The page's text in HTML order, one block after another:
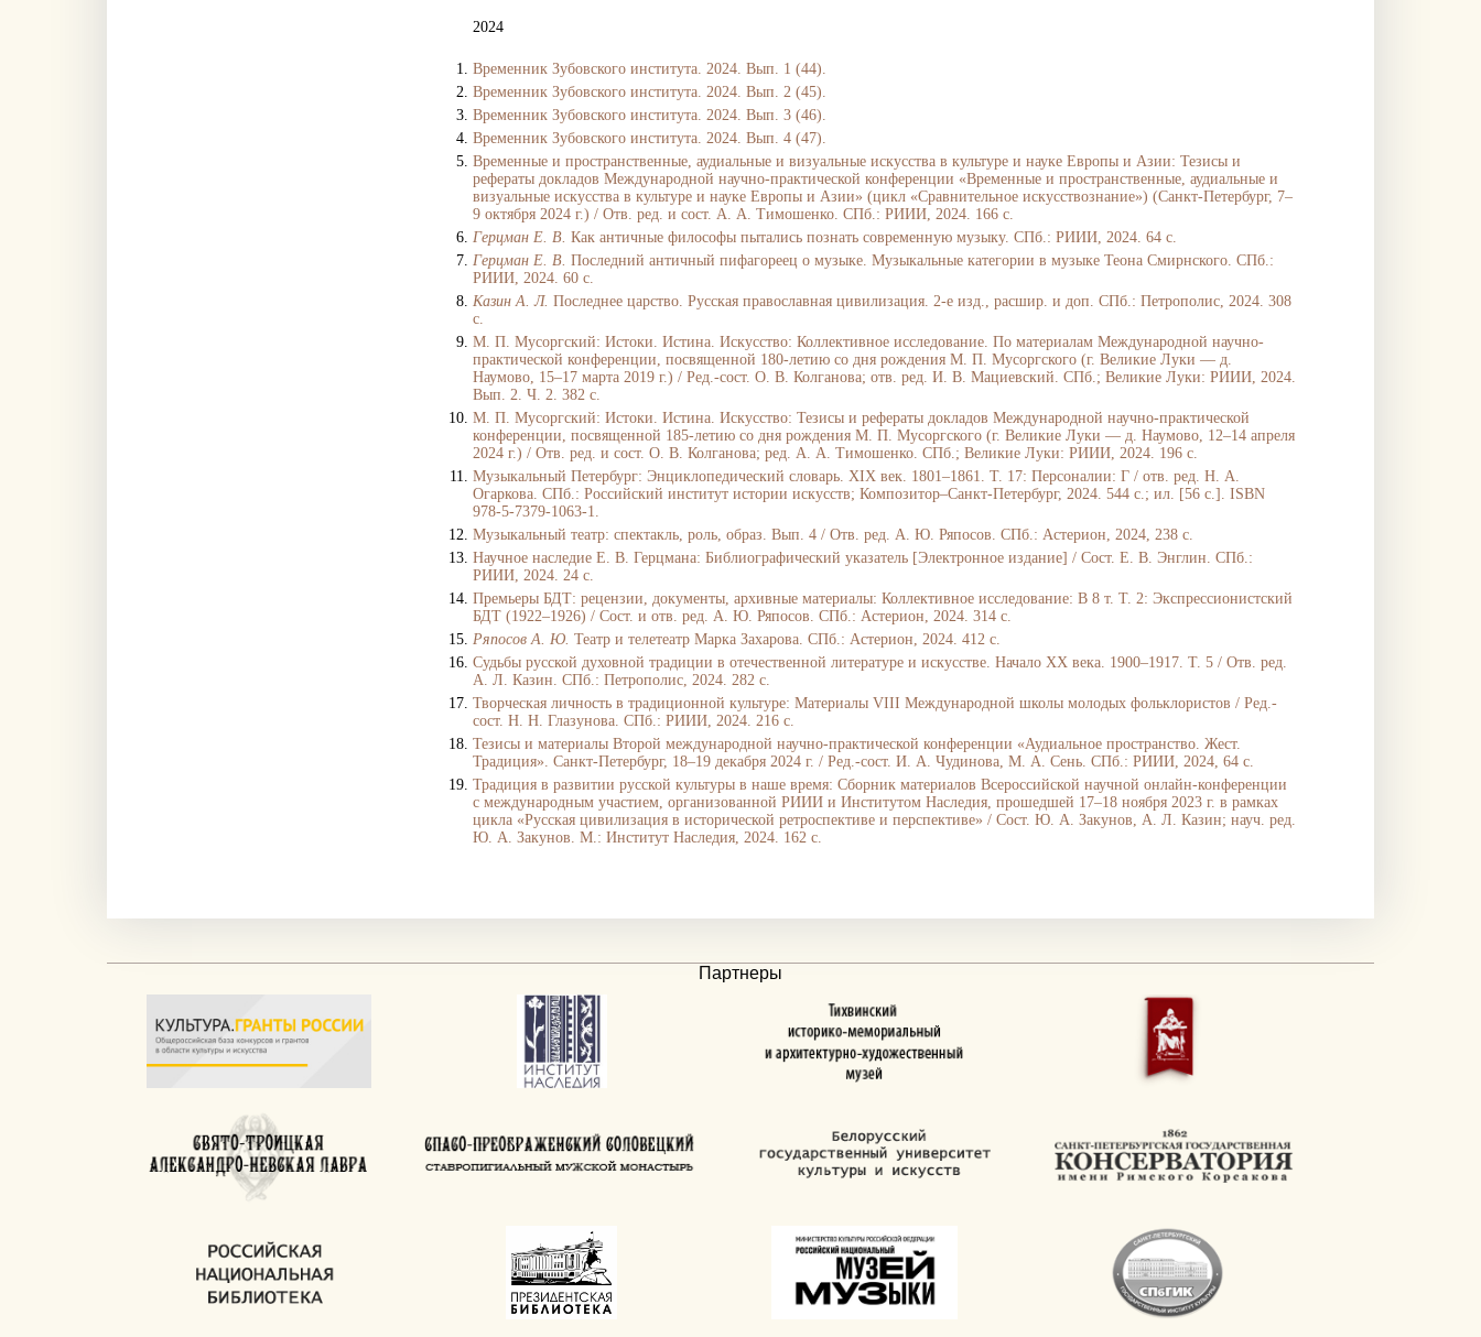
2024
Временник Зубовского института. 2024. Вып. 1 (44).
Временник Зубовского института. 2024. Вып. 2 (45).
Временник Зубовского института. 2024. Вып. 3 (46).
Временник Зубовского института. 2024. Вып. 4 (47).
Временные и пространственные, аудиальные и визуальные искусства в культуре и науке Европы и Азии: Тезисы и
рефераты докладов Международной научно-практической конференции «Временные и пространственные, аудиальные и
визуальные искусства в культуре и науке Европы и Азии» (цикл «Сравнительное искусствознание») (Санкт-Петербург, 7–
9 октября 2024 г.) / Отв. ред. и сост. А. А. Тимошенко. СПб.: РИИИ, 2024. 166 с.
Герцман Е. В. Как античные философы пытались познать современную музыку. СПб.: РИИИ, 2024. 64 с.
Герцман Е. В. Последний античный пифагореец о музыке. Музыкальные категории в музыке Теона Смирнского. СПб.:
РИИИ, 2024. 60 с.
Казин А. Л. Последнее царство. Русская православная цивилизация. 2-е изд., расшир. и доп. СПб.: Петрополис, 2024. 308
с.
М. П. Мусоргский: Истоки. Истина. Искусство: Коллективное исследование. По материалам Международной научно-
практической конференции, посвященной 180-летию со дня рождения М. П. Мусоргского (г. Великие Луки — д.
Наумово, 15–17 марта 2019 г.) / Ред.-сост. О. В. Колганова; отв. ред. И. В. Мациевский. СПб.; Великие Луки: РИИИ, 2024.
Вып. 2. Ч. 2. 382 с.
М. П. Мусоргский: Истоки. Истина. Искусство: Тезисы и рефераты докладов Международной научно-практической
конференции, посвященной 185-летию со дня рождения М. П. Мусоргского (г. Великие Луки — д. Наумово, 12–14 апреля
2024 г.) / Отв. ред. и сост. О. В. Колганова; ред. А. А. Тимошенко. СПб.; Великие Луки: РИИИ, 2024. 196 с.
Музыкальный Петербург: Энциклопедический словарь. XIX век. 1801–1861. Т. 17: Персоналии: Г / отв. ред. Н. А.
Огаркова. СПб.: Российский институт истории искусств; Композитор–Санкт-Петербург, 2024. 544 с.; ил. [56 с.]. ISBN
978-5-7379-1063-1.
Музыкальный театр: спектакль, роль, образ. Вып. 4 / Отв. ред. А. Ю. Ряпосов. СПб.: Астерион, 2024, 238 с.
Научное наследие Е. В. Герцмана: Библиографический указатель [Электронное издание] / Сост. Е. В. Энглин. СПб.:
РИИИ, 2024. 24 с.
Премьеры БДТ: рецензии, документы, архивные материалы: Коллективное исследование: В 8 т. Т. 2: Экспрессионистский
БДТ (1922–1926) / Сост. и отв. ред. А. Ю. Ряпосов. СПб.: Астерион, 2024. 314 с.
Ряпосов А. Ю. Театр и телетеатр Марка Захарова. СПб.: Астерион, 2024. 412 с.
Судьбы русской духовной традиции в отечественной литературе и искусстве. Начало XX века. 1900–1917. Т. 5 / Отв. ред.
А. Л. Казин. СПб.: Петрополис, 2024. 282 с.
Творческая личность в традиционной культуре: Материалы VIII Международной школы молодых фольклористов / Ред.-
сост. Н. Н. Глазунова. СПб.: РИИИ, 2024. 216 с.
Тезисы и материалы Второй международной научно-практической конференции «Аудиальное пространство. Жест.
Традиция». Санкт-Петербург, 18–19 декабря 2024 г. / Ред.-сост. И. А. Чудинова, М. А. Сень. СПб.: РИИИ, 2024, 64 с.
Традиция в развитии русской культуры в наше время: Сборник материалов Всероссийской научной онлайн-конференции
с международным участием, организованной РИИИ и Институтом Наследия, прошедшей 17–18 ноября 2023 г. в рамках
цикла «Русская цивилизация в исторической ретроспективе и перспективе» / Сост. Ю. А. Закунов, А. Л. Казин; науч. ред.
Ю. А. Закунов. М.: Институт Наследия, 2024. 162 с.
Партнеры